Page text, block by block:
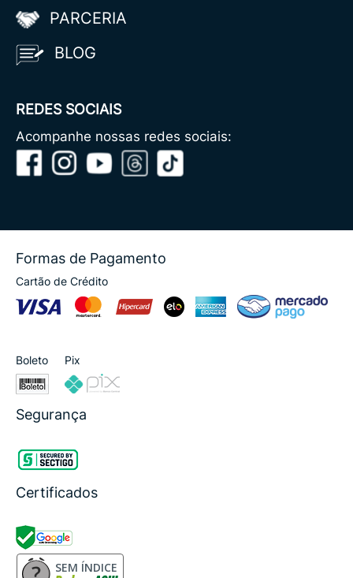
PARCERIA
BLOG
REDES SOCIAIS
Acompanhe nossas redes sociais:
Formas de Pagamento
Cartão de Crédito
Boleto Pix
Segurança
Certificados
SEM ÍNDICE